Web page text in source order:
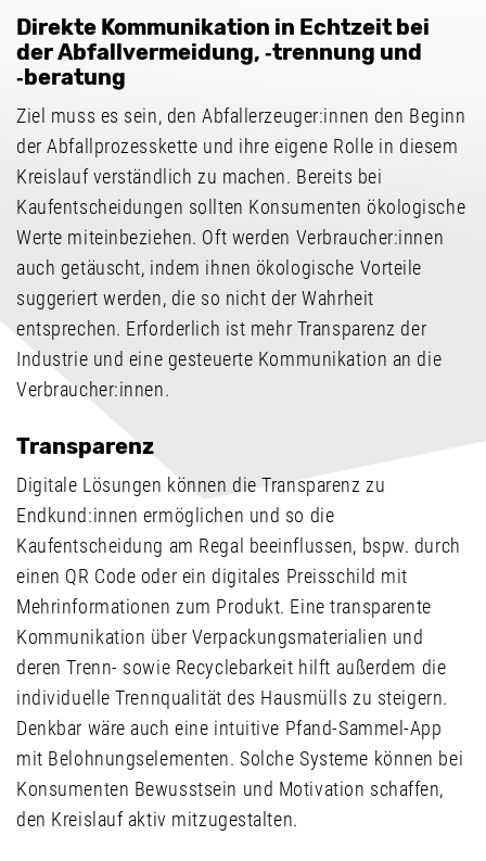
Direkte Kommunikation in Echtzeit bei
der Abfallvermeidung, ‑trennung und
‑beratung
Ziel muss es sein, den Abfallerzeuger:innen den Beginn
der Abfallprozesskette und ihre eigene Rolle in diesem
Kreislauf verständlich zu machen. Bereits bei
Kaufentscheidungen sollten Konsumenten ökologische
Werte miteinbeziehen. Oft werden Verbraucher:innen
auch getäuscht, indem ihnen ökologische Vorteile
suggeriert werden, die so nicht der Wahrheit
entsprechen. Erforderlich ist mehr Transparenz der
Industrie und eine gesteuerte Kommunikation an die
Verbraucher:innen.
Transparenz
Digitale Lösungen können die Transparenz zu
Endkund:innen ermöglichen und so die
Kaufentscheidung am Regal beeinflussen, bspw. durch
einen QR Code oder ein digitales Preisschild mit
Mehrinformationen zum Produkt. Eine transparente
Kommunikation über Verpackungsmaterialien und
deren Trenn- sowie Recyclebarkeit hilft außerdem die
individuelle Trennqualität des Hausmülls zu steigern.
Denkbar wäre auch eine intuitive Pfand-Sammel-App
mit Belohnungselementen. Solche Systeme können bei
Konsumenten Bewusstsein und Motivation schaffen,
den Kreislauf aktiv mitzugestalten.